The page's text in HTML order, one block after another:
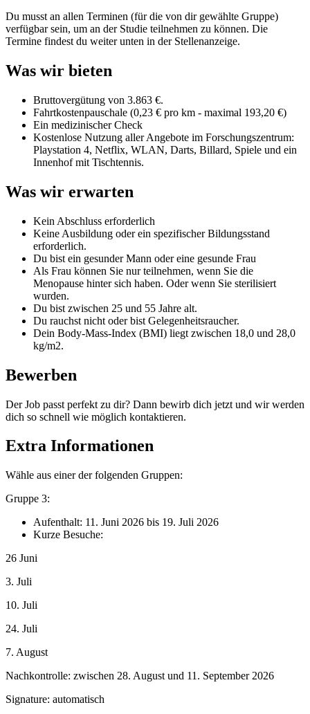
Du musst an allen Terminen (für die von dir gewählte Gruppe)
verfügbar sein, um an der Studie teilnehmen zu können. Die
Termine findest du weiter unten in der Stellenanzeige.
Was wir bieten
Bruttovergütung von 3.863 €.
Fahrtkostenpauschale (0,23 € pro km - maximal 193,20 €)
Ein medizinischer Check
Kostenlose Nutzung aller Angebote im Forschungszentrum:
Playstation 4, Netflix, WLAN, Darts, Billard, Spiele und ein
Innenhof mit Tischtennis.
Was wir erwarten
Kein Abschluss erforderlich
Keine Ausbildung oder ein spezifischer Bildungsstand
erforderlich.
Du bist ein gesunder Mann oder eine gesunde Frau
Als Frau können Sie nur teilnehmen, wenn Sie die
Menopause hinter sich haben. Oder wenn Sie sterilisiert
wurden.
Du bist zwischen 25 und 55 Jahre alt.
Du rauchst nicht oder bist Gelegenheitsraucher.
Dein Body-Mass-Index (BMI) liegt zwischen 18,0 und 28,0
kg/m2.
Bewerben
Der Job passt perfekt zu dir? Dann bewirb dich jetzt und wir werden
dich so schnell wie möglich kontaktieren.
Extra Informationen
Wähle aus einer der folgenden Gruppen:
Gruppe 3:
Aufenthalt: 11 . Juni 2026 bis 19. Juli 2026
Kurze Besuche:
26 Juni
3. Juli
10. Juli
24. Juli
7. August
Nachkontrolle: zwischen 28. August und 11 . September2026
Signature: automatisch